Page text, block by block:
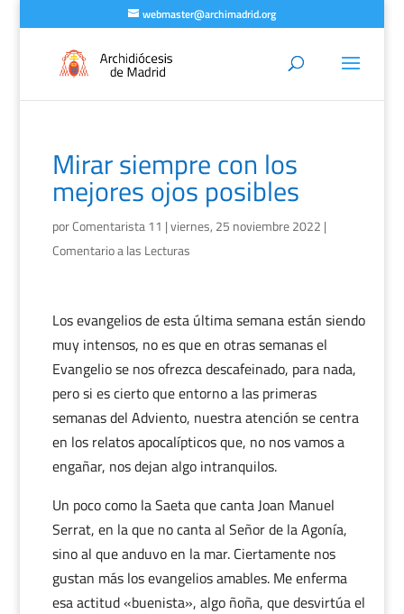
webmaster@archimadrid.org
Mirar siempre con los
mejores ojos posibles
porComentarista 11 |viernes, 25 noviembre 2022 |
Comentario a las Lecturas
Los evangelios de esta última semana están siendo
muy intensos, no es que en otras semanas el
Evangelio se nos ofrezca descafeinado, para nada,
pero si es cierto que entorno a las primeras
semanas del Adviento, nuestra atención se centra
en los relatos apocalípticos que, no nos vamos a
engañar, nos dejan algo intranquilos.
Un poco como la Saeta que canta Joan Manuel
Serrat, en la que no canta al Señor de la Agonía,
sino al que anduvo en la mar. Ciertamente nos
gustan más los evangelios amables. Me enferma
esa actitud «buenista», algo ñoña, que desvirtúa el